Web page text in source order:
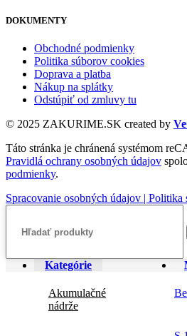
DOKUMENTY
Obchodné podmienky
Politika súborov cookies
Doprava a platba
Nákup na splátky
Odstúpiť od zmluvy tu
© 2025 ZAKURIME.SK created by
Táto stránka je chránená systémom
Pravidlá ochrany osobných údajov
podmienky.
Spracovanie osobných údajov | Politika
Kategórie
Akumulačné
nádrže